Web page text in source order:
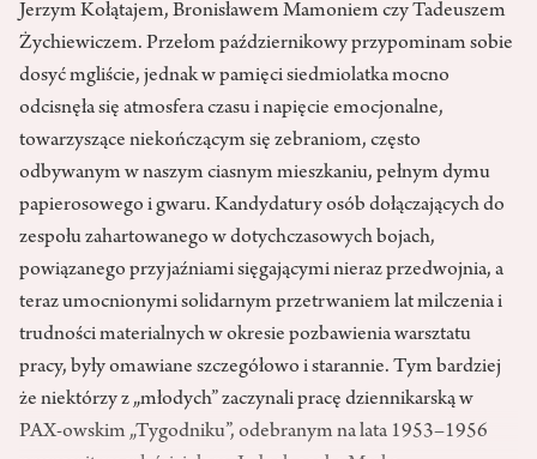
Jerzym Kołątajem, Bronisławem Mamoniem czy Tadeuszem
Żychiewiczem. Przełom październikowy przypominam sobie
dosyć mgliście, jednak w pamięci siedmiolatka mocno
odcisnęła się atmosfera czasu i napięcie emocjonalne,
towarzyszące niekończącym się zebraniom, często
odbywanym w naszym ciasnym mieszkaniu, pełnym dymu
papierosowego i gwaru. Kandydatury osób dołączających do
zespołu zahartowanego w dotychczasowych bojach,
powiązanego przyjaźniami sięgającymi nieraz przedwojnia, a
teraz umocnionymi solidarnym przetrwaniem lat milczenia i
trudności materialnych w okresie pozbawienia warsztatu
pracy, były omawiane szczegółowo i starannie. Tym bardziej
że niektórzy z „młodych” zaczynali pracę dziennikarską w
PAX-owskim „Tygodniku”, odebranym na lata 1953–1956